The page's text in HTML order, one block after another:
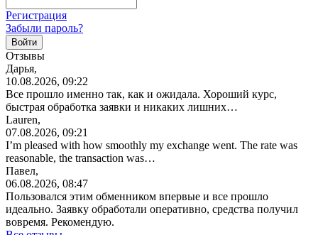
Регистрация
Забыли пароль?
Отзывы
Дарья,
10.08.2026, 09:22
Все прошло именно так, как и ожидала. Хороший курс,
быстрая обработка заявки и никаких лишних…
Lauren,
07.08.2026, 09:21
I’m pleased with how smoothly my exchange went. The rate was
reasonable, the transaction was…
Павел,
06.08.2026, 08:47
Пользовался этим обменником впервые и все прошло
идеально. Заявку обработали оперативно, средства получил
вовремя. Рекомендую.